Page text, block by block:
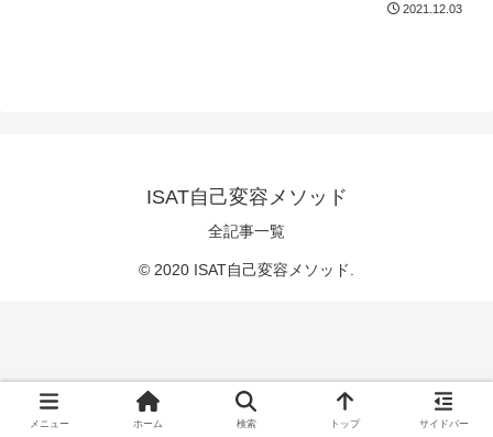
2021.12.03
ISAT自己変容メソッド
全記事一覧
© 2020 ISAT自己変容メソッド.
メニュー ホーム 検索 トップ サイドバー